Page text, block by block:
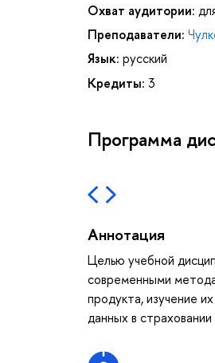
Охват аудитории:
Преподаватели:
Язык: русский
Кредиты: 3
Программа
Аннотация
Целью учебной
современными
продукта, изучение
данных в